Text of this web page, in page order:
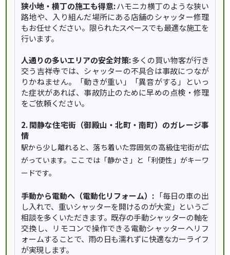
狭小地・横丁の施工も得意:ハモニカ横丁のような狭い
路地や、入り組んだ場所にある店舗のシャッター修理
もお任せください。限られたスペースでも最適な施工を
行います。
人通りの多いエリアの安全対策:多くの買い物客が行き
交う吉祥寺では、シャッターの不具合は事故につなが
りかねません。「動きが重い」「異音がする」といっ
た症状があれば、事故防止のために早めの点検・修理
をご依頼ください。
2. 閑静な住宅街（御殿山・北町・南町）のガレージ事
情
駅から少し離れると、落ち着いた雰囲気の高級住宅街が広
がっています。ここでは「静かさ」と「利便性」がキーワ
ードです。
手動から電動へ（電動化リフォーム）:「毎日の車の出
し入れで、重いシャッターを開けるのが大変」というご
相談を多くいただきます。既存の手動シャッターの軸を
交換し、リモコンで操作できる電動シャッターへリフ
ォームすることで、雨の日も濡れずに快適なカーライフ
が実現します。